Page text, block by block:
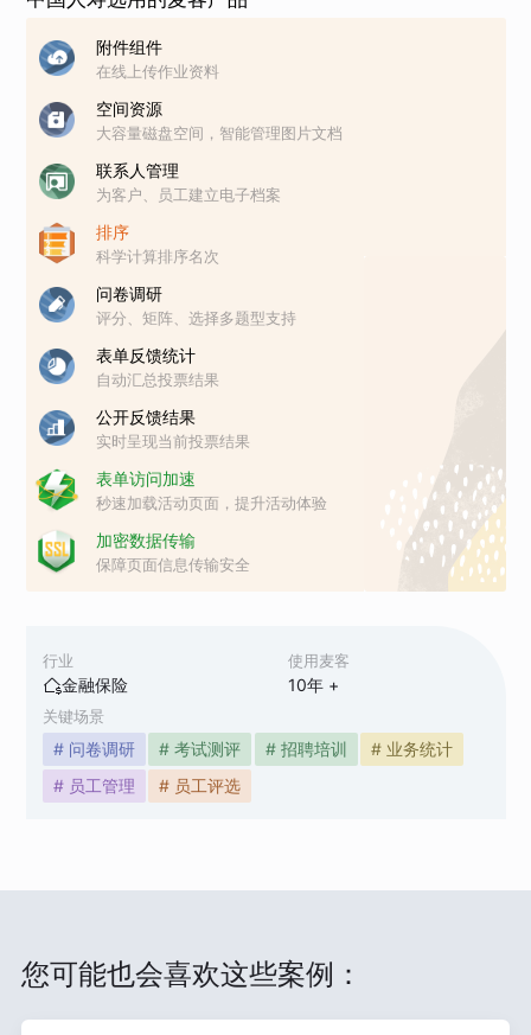
行业
金融保险
使用麦客
10年 +
关键场景
# 问卷调研 # 考试测评 # 招聘培训
# 业务统计
# 员工管理
# 员工评选
附件组件
在线上传作业资料
空间资源
大容量磁盘空间，智能管理图片文档
联系人管理
为客户、员工建立电子档案
排序
科学计算排序名次
问卷调研
评分、矩阵、选择多题型支持
表单反馈统计
自动汇总投票结果
公开反馈结果
实时呈现当前投票结果
表单访问加速
秒速加载活动页面，提升活动体验
加密数据传输
保障页面信息传输安全
您可能也会喜欢这些案例：